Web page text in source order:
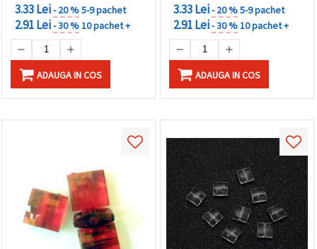
3.33 Lei- 20 %5-9 pachet
2.91 Lei- 30 %10 pachet +
ADAUGA IN COS
3.33 Lei- 20 %5-9 pachet
2.91 Lei- 30 %10 pachet +
ADAUGA IN COS